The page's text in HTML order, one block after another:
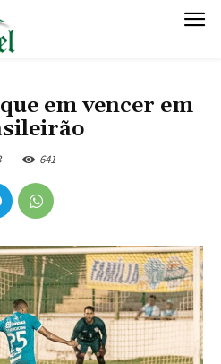
em vencer em
641